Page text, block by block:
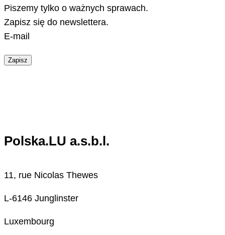
Piszemy tylko o ważnych sprawach.
Zapisz się do newslettera.
E-mail
Zapisz
Polska.LU a.s.b.l.
11, rue Nicolas Thewes
L-6146 Junglinster
Luxembourg